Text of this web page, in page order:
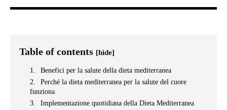
Table of contents [hide]
Benefici per la salute della dieta mediterranea
Perché la dieta mediterranea per la salute del cuore
funziona
Implementazione quotidiana della Dieta Mediterranea